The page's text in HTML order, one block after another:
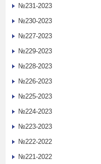
№231-2023
№230-2023
№227-2023
№229-2023
№228-2023
№226-2023
№225-2023
№224-2023
№223-2023
№222-2022
№221-2022